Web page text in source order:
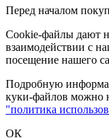
Перед началом
Cookie-файлы дают
взаимодействии с
посещение нашего
Подробную
куки-файлов можно
"политика
ОК